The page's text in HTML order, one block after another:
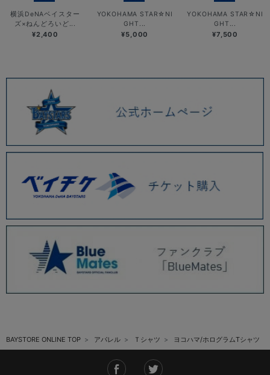
横浜DeNAベイスター
ズ×ねんどろいど...
¥2,400
YOKOHAMA STAR☆NI
GHT...
¥5,000
YOKOHAMA STAR☆NI
GHT...
¥7,500
BAYSTORE ONLINE TOP アパレル Ｔシャツ ヨコハマ/ホログラムTシャツ